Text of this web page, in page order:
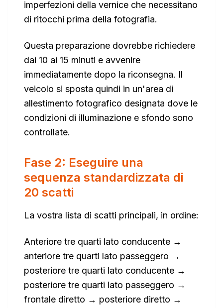
imperfezioni della vernice che necessitano
di ritocchi prima della fotografia.
Questa preparazione dovrebbe richiedere
dai 10 ai 15 minuti e avvenire
immediatamente dopo la riconsegna. Il
veicolo si sposta quindi in un'area di
allestimento fotografico designata dove le
condizioni di illuminazione e sfondo sono
controllate.
Fase 2: Eseguire una
sequenza standardizzata di
20 scatti
La vostra lista di scatti principali, in ordine:
Anteriore tre quarti lato conducente →
anteriore tre quarti lato passeggero →
posteriore tre quarti lato conducente →
posteriore tre quarti lato passeggero →
frontale diretto → posteriore diretto →